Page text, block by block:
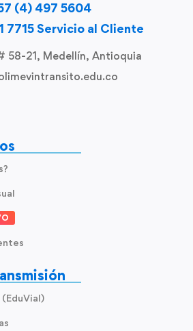
(4) 497 5604
7715 Servicio al Cliente
58-21, Medellín, Antioquia